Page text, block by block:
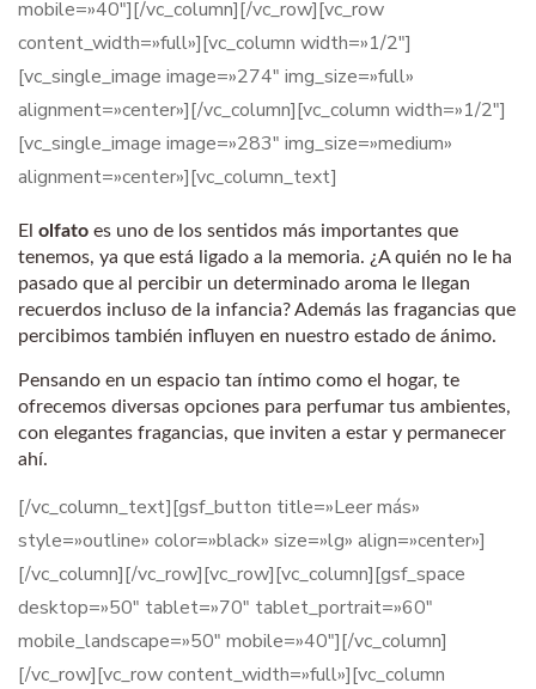
mobile=»40″][/vc_column][/vc_row][vc_row
content_width=»full»][vc_column width=»1/2″]
[vc_single_image image=»274″ img_size=»full»
alignment=»center»][/vc_column][vc_column width=»1/2″]
[vc_single_image image=»283″ img_size=»medium»
alignment=»center»][vc_column_text]
El olfato es uno de los sentidos más importantes que
tenemos, ya que está ligado a la memoria. ¿A quién no le ha
pasado que al percibir un determinado aroma le llegan
recuerdos incluso de la infancia? Además las fragancias que
percibimos también influyen en nuestro estado de ánimo.
Pensando en un espacio tan íntimo como el hogar, te
ofrecemos diversas opciones para perfumar tus ambientes,
con elegantes fragancias, que inviten a estar y permanecer
ahí.
[/vc_column_text][gsf_button title=»Leer más»
style=»outline» color=»black» size=»lg» align=»center»]
[/vc_column][/vc_row][vc_row][vc_column][gsf_space
desktop=»50″ tablet=»70″ tablet_portrait=»60″
mobile_landscape=»50″ mobile=»40″][/vc_column]
[/vc_row][vc_row content_width=»full»][vc_column